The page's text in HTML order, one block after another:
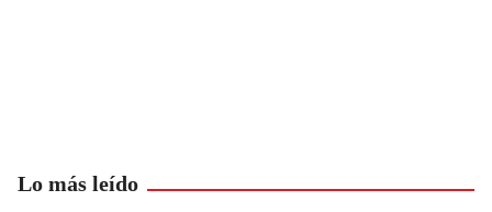
Lo más leído